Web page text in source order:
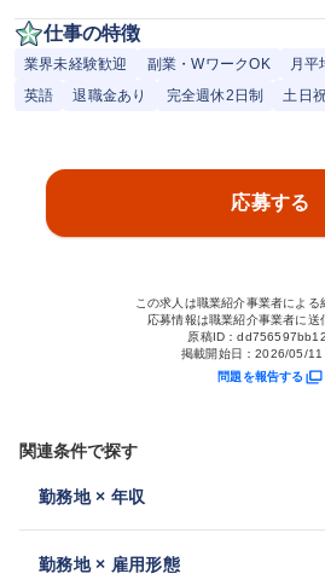
仕事の特徴
業界未経験歓迎 副業・WワークOK
月平
英語
退職金あり 完全週休2日制 土日
応募する
この求人は職業紹介事業者による
応募情報は職業紹介事業者に送
原稿ID：
掲載開始日：2026/05/11
問題を報告する
関連条件で探す
勤務地 × 年収
勤務地 × 雇用形態